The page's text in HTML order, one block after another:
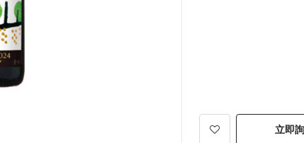
立即